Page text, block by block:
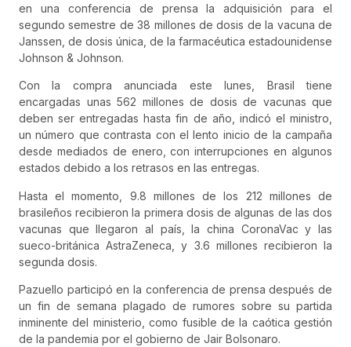
en una conferencia de prensa la adquisición para el
segundo semestre de 38 millones de dosis de la vacuna de
Janssen, de dosis única, de la farmacéutica estadounidense
Johnson & Johnson.
Con la compra anunciada este lunes, Brasil tiene
encargadas unas 562 millones de dosis de vacunas que
deben ser entregadas hasta fin de año, indicó el ministro,
un número que contrasta con el lento inicio de la campaña
desde mediados de enero, con interrupciones en algunos
estados debido a los retrasos en las entregas.
Hasta el momento, 9.8 millones de los 212 millones de
brasileños recibieron la primera dosis de algunas de las dos
vacunas que llegaron al país, la china CoronaVac y las
sueco-británica AstraZeneca, y 3.6 millones recibieron la
segunda dosis.
Pazuello participó en la conferencia de prensa después de
un fin de semana plagado de rumores sobre su partida
inminente del ministerio, como fusible de la caótica gestión
de la pandemia por el gobierno de Jair Bolsonaro.